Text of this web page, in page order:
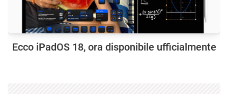
Ecco iPadOS 18, ora disponibile ufficialmente